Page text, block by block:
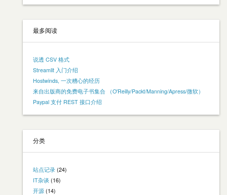
最多阅读
说透 CSV 格式
Streamlit 入门介绍
Hostwinds, 一次糟心的经历
来自出版商的免费电子书集合 （O'Reilly/Packt/Manning/Apress/微软）
Paypal 支付 REST 接口介绍
分类
站点记录 (24)
IT杂谈 (16)
开源 (14)